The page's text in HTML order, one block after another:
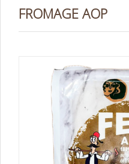
FROMAGE AOP